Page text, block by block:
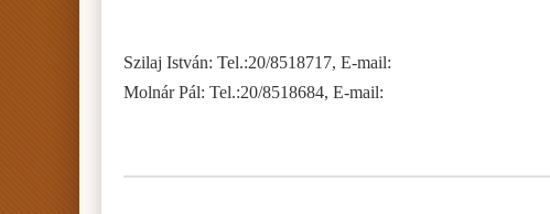
Szilaj István: Tel.:20/8518717, E-mail:
Molnár Pál: Tel.:20/8518684, E-mail: